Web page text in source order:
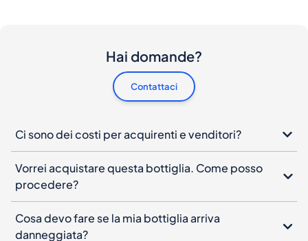
Hai domande?
Contattaci
Ci sono dei costi per acquirenti e venditori?
Vorrei acquistare questa bottiglia. Come posso
procedere?
Cosa devo fare se la mia bottiglia arriva
danneggiata?